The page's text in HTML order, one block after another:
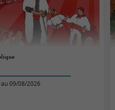
09/08/2026